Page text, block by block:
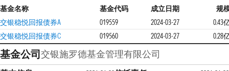
基金名称 基金代码 成立日期
规
交银稳悦回报债券A
019559 2024-03-27
0.43
交银稳悦回报债券C
019560 2024-03-27 0.28
基金公司交银施罗德基金管理有限公司